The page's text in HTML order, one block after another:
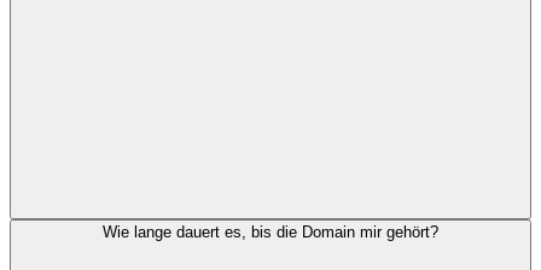
Wie lange dauert es, bis die Domain mir gehört?